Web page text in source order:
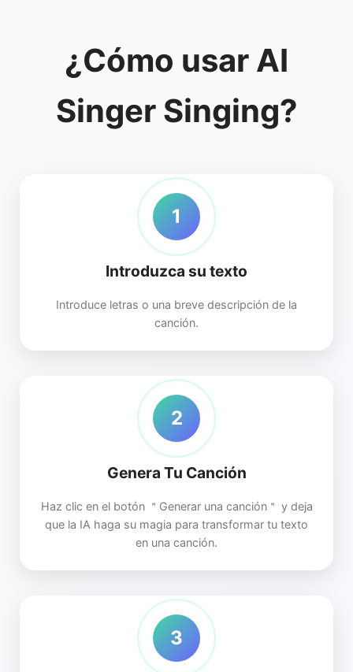
¿Cómo usar AI
Singer Singing?
1
Introduzca su texto
Introduce letras o una breve descripción de la
canción.
2
Genera Tu Canción
Haz clic en el botón ＂Generar una canción＂ y deja
que la IA haga su magia para transformar tu texto
en una canción.
3